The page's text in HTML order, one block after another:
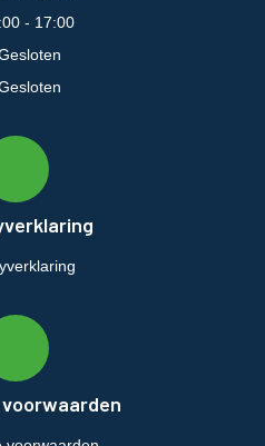
- 17:00